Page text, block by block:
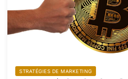
STRATÉGIES DE MARKETING